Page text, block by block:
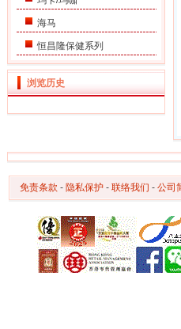
海马
恒昌隆保健系列
浏览历史
免责条款 - 隐私保护 - 联络我们 - 公司